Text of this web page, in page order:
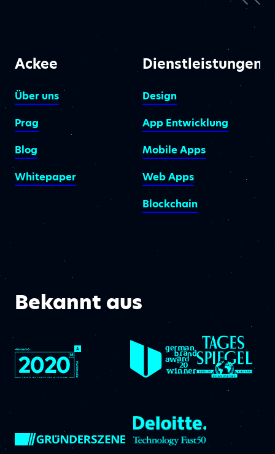
Ackee
Über uns
Prag
Blog
Whitepaper
Dienstleistungen
Design
App Entwicklung
Mobile Apps
Web Apps
Blockchain
Bekannt aus